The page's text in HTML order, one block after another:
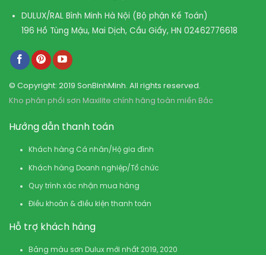
DULUX/RAL Bình Minh Hà Nội (Bộ phận Kế Toán)
196 Hồ Tùng Mậu, Mai Dịch, Cầu Giấy, HN 02462776618
© Copyright: 2019 SonBinhMinh. All rights reserved.
Kho phân phối sơn Maxilite chính hãng toàn miền Bắc
Hướng dẫn thanh toán
Khách hàng Cá nhân/Hộ gia đình
Khách hàng Doanh nghiệp/Tổ chức
Quy trình xác nhận mua hàng
Điều khoản & điều kiện thanh toán
Hỗ trợ khách hàng
Bảng màu sơn Dulux mới nhất 2019, 2020